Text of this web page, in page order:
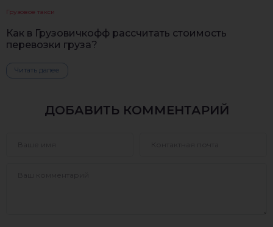
Грузовое такси
Как в Грузовичкофф рассчитать стоимость
перевозки груза?
Читать далее
ДОБАВИТЬ КОММЕНТАРИЙ